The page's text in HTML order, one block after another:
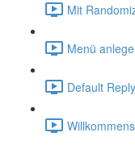
Mit
Menü
Default